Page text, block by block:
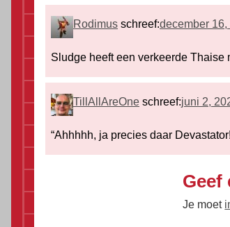
Rodimus schreef:december
Sludge heeft een verkeerde Thaise
TillAllAreOne schreef:juni 2,
“Ahhhhh, ja precies daar
Geef
Je moet